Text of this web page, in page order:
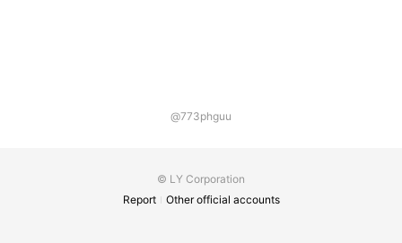
@773phguu
© LY Corporation
Report
Other official accounts